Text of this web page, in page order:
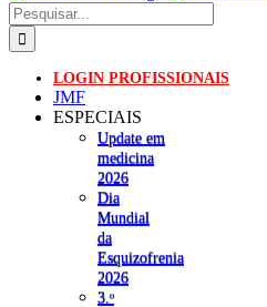
Pesquisar
LOGIN PROFISSIONAIS
JMF
ESPECIAIS
Update em
medicina
2026
Dia
Mundial
da
Esquizofrenia
2026
3.ᵒ